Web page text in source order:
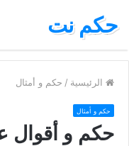
حكم نت
الرئيسية / حكم و أمثال
حكم و أمثال